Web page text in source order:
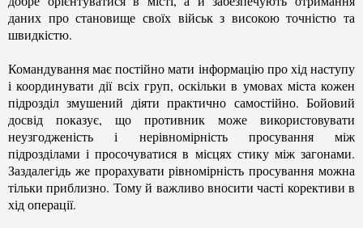
даних про становище своїх військ з високою точністю та
швидкістю.
Командування має постійно мати інформацію про хід наступу
і координувати дії всіх груп, оскільки в умовах міста кожен
підрозділ змушений діяти практично самостійно. Бойовий
досвід показує, що противник може використовувати
неузгодженість і нерівномірність просування між
підрозділами і просочуватися в місцях стику між загонами.
Заздалегідь же прорахувати рівномірність просування можна
тільки приблизно. Тому й важливо вносити часті корективи в
хід операції.